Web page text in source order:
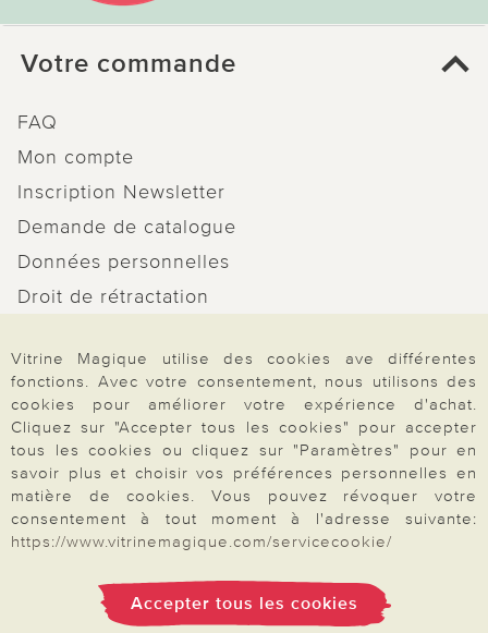
Votre commande
FAQ
Mon compte
Inscription Newsletter
Demande de catalogue
Données personnelles
Droit de rétractation
Paiement & Livraison
À propos de nous
Besoin d'aide?
Vitrine Magique utilise des cookies ave différentes
fonctions. Avec votre consentement, nous utilisons des
cookies pour améliorer votre expérience d'achat.
Cliquez sur "Accepter tous les cookies" pour accepter
tous les cookies ou cliquez sur "Paramètres" pour en
savoir plus et choisir vos préférences personnelles en
matière de cookies. Vous pouvez révoquer votre
consentement à tout moment à l'adresse suivante:
https://www.vitrinemagique.com/servicecookie/
Accepter tous les cookies